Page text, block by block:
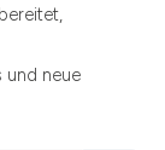
und neue